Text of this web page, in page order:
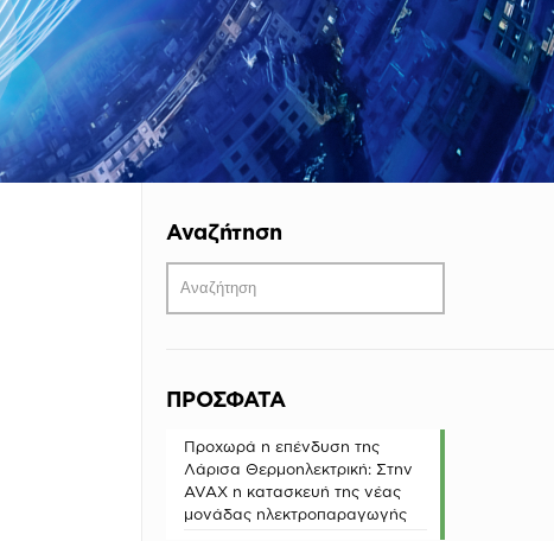
Αναζήτηση
ΠΡΟΣΦΑΤΑ
Προχωρά η επένδυση της
Λάρισα Θερμοηλεκτρική: Στην
AVAX η κατασκευή της νέας
μονάδας ηλεκτροπαραγωγής